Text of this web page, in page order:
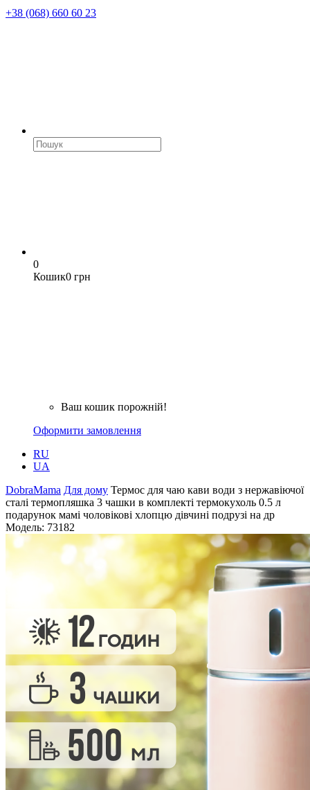
+38 (068) 660 60 23
0
Кошик0 грн
Ваш кошик порожній!
Оформити замовлення
RU
UA
DobraMama Для дому Термос для чаю кави води з нержавіючої
сталі термопляшка 3 чашки в комплекті термокухоль 0.5 л
подарунок мамі чоловікові хлопцю дівчині подрузі на др
Модель: 73182